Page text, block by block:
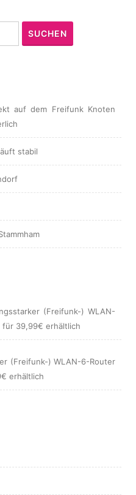
SUCHEN
auf dem Freifunk Knoten
stabil
(Freifunk-) WLAN-
für 39,99€ erhältlich
(Freifunk-) WLAN-6-Router
erhältlich